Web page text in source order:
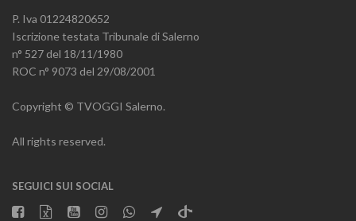
P. Iva 01224820652
Iscrizione testata Tribunale di Salerno
n° 527 del 18/11/1980
ROC n° 9073 del 29/08/2001
Copyright © TVOGGI Salerno.
All rights reserved.
SEGUICI SUI SOCIAL